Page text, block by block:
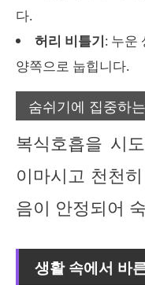
다.
허리 비틀기: 누운
양쪽으로 눕힙니다.
숨쉬기에 집중하
복식호흡을 시
이마시고 천천
음이 안정되어
생활 속에서 바